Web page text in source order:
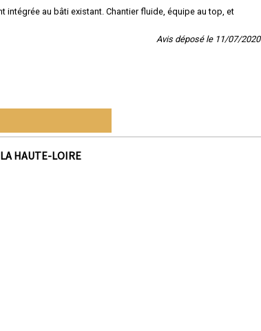
intégrée au bâti existant. Chantier fluide, équipe au top, et
Avis déposé le 11/07/2020
LA HAUTE-LOIRE